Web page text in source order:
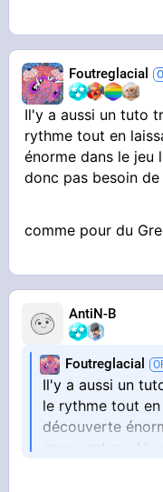
Foutreglacial
Il'y a aussi un tuto
rythme tout en
énorme dans le jeu
donc pas besoin
comme pour du
AntiN-B
Foutreglacial
Il'y a aussi un
le rythme tout
découverte
appuyant sur H
wiki jusqu'à